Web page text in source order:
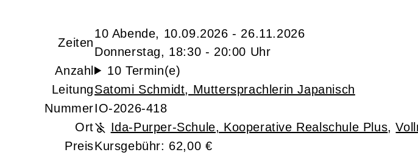
Zeiten
10 Abende, 10.09.2026 - 26.11.2026
Donnerstag, 18:30 - 20:00 Uhr
Anzahl
10 Termin(e)
LeitungSatomi Schmidt, Muttersprachlerin Japanisch
NummerIO-2026-418
Ort
Ida-Purper-Schule, Kooperative Realschule Plus,
PreisKursgebühr: 62,00 €